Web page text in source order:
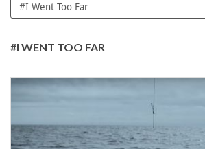
#I WENT TOO FAR